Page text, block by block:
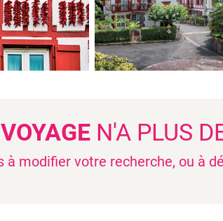
N'A PLUS
à modifier votre recherche, ou à